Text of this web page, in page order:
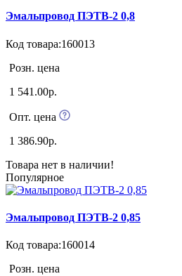
Эмальпровод ПЭТВ-2 0,8
Код товара:160013
Розн. цена
1 541.00р.
Опт. цена
1 386.90р.
Товара нет в наличии!
Популярное
Эмальпровод ПЭТВ-2 0,85
Код товара:160014
Розн. цена